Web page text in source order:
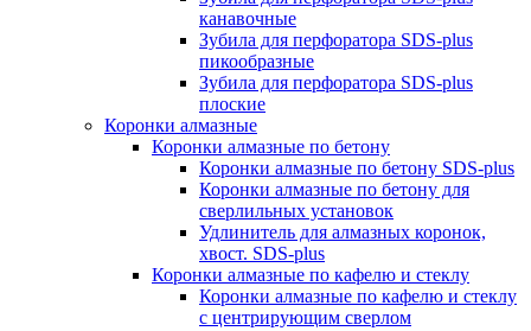
канавочные
Зубила для перфоратора SDS-plus
пикообразные
Зубила для перфоратора SDS-plus
плоские
Коронки алмазные
Коронки алмазные по бетону
Коронки алмазные по бетону SDS-plus
Коронки алмазные по бетону для
сверлильных установок
Удлинитель для алмазных коронок,
хвост. SDS-plus
Коронки алмазные по кафелю и стеклу
Коронки алмазные по кафелю и стеклу
c центрирующим сверлом